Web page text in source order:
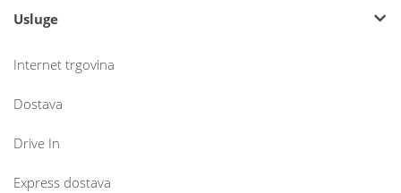
Usluge
Internet trgovina
Dostava
Drive In
Express dostava